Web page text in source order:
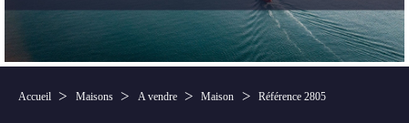
Accueil Maisons A vendre Maison Référence 2805